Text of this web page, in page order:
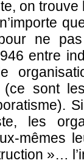
on
ne
entre
sont
les
mêmes
»…